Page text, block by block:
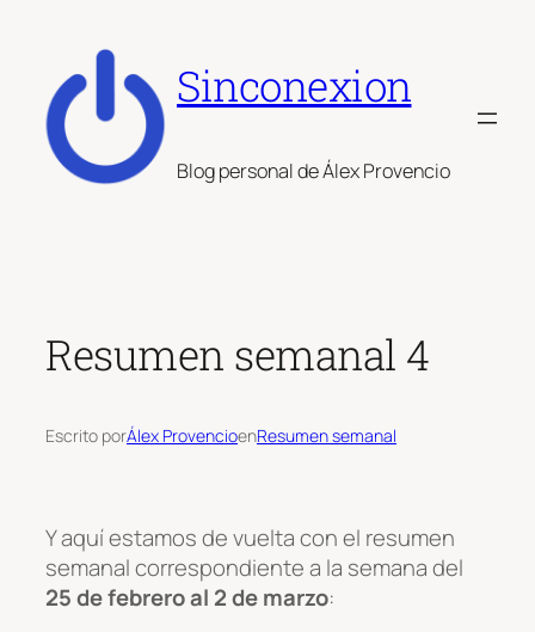
contenido
Sinconexion
Blog personal de Álex Provencio
Resumen semanal 4
Escrito porÁlex ProvencioenResumen semanal
Y aquí estamos de vuelta con el resumen
semanal correspondiente a la semana del
25 de febrero al 2 de marzo: